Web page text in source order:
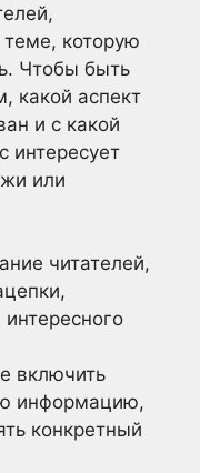
теме, которую
Чтобы быть
какой аспект
и с какой
интересует
или
читателей,
включить
информацию,
конкретный